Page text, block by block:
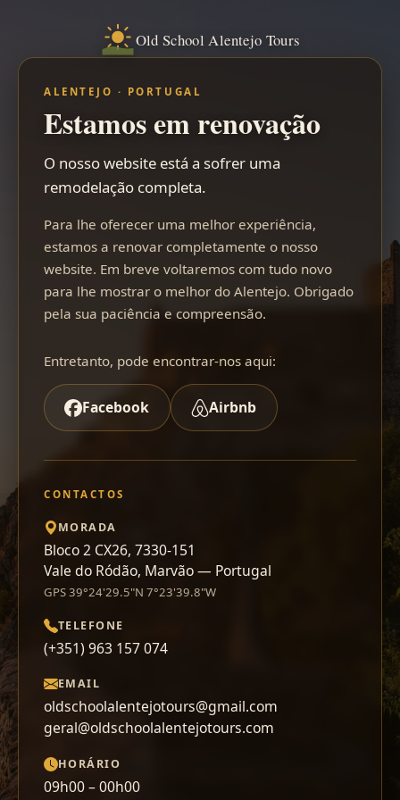
Old School Alentejo Tours
ALENTEJO · PORTUGAL
Estamos em renovação
O nosso website está a sofrer uma
remodelação completa.
Para lhe oferecer uma melhor experiência,
estamos a renovar completamente o nosso
website. Em breve voltaremos com tudo novo
para lhe mostrar o melhor do Alentejo. Obrigado
pela sua paciência e compreensão.
Entretanto, pode encontrar-nos aqui:
Facebook Airbnb
CONTACTOS
MORADA
Bloco 2 CX26, 7330-151
Vale do Ródão, Marvão — Portugal
GPS 39°24'29.5"N 7°23'39.8"W
TELEFONE
(+351) 963 157 074
EMAIL
oldschoolalentejotours@gmail.com
geral@oldschoolalentejotours.com
HORÁRIO
09h00 – 00h00